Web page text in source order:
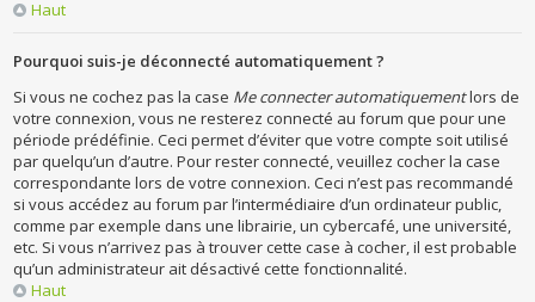
Haut
Pourquoi suis-je déconnecté automatiquement ?
Si vous ne cochez pas la case Me connecter automatiquementlors de
votre connexion, vous ne resterez connecté au forum que pour une
période prédéfinie. Ceci permet d’éviter que votre compte soit utilisé
par quelqu’un d’autre. Pour rester connecté, veuillez cocher la case
correspondante lors de votre connexion. Ceci n’est pas recommandé
si vous accédez au forum par l’intermédiaire d’un ordinateur public,
comme par exemple dans une librairie, un cybercafé, une université,
etc. Si vous n’arrivez pas à trouver cette case à cocher, il est probable
qu’un administrateur ait désactivé cette fonctionnalité.
Haut